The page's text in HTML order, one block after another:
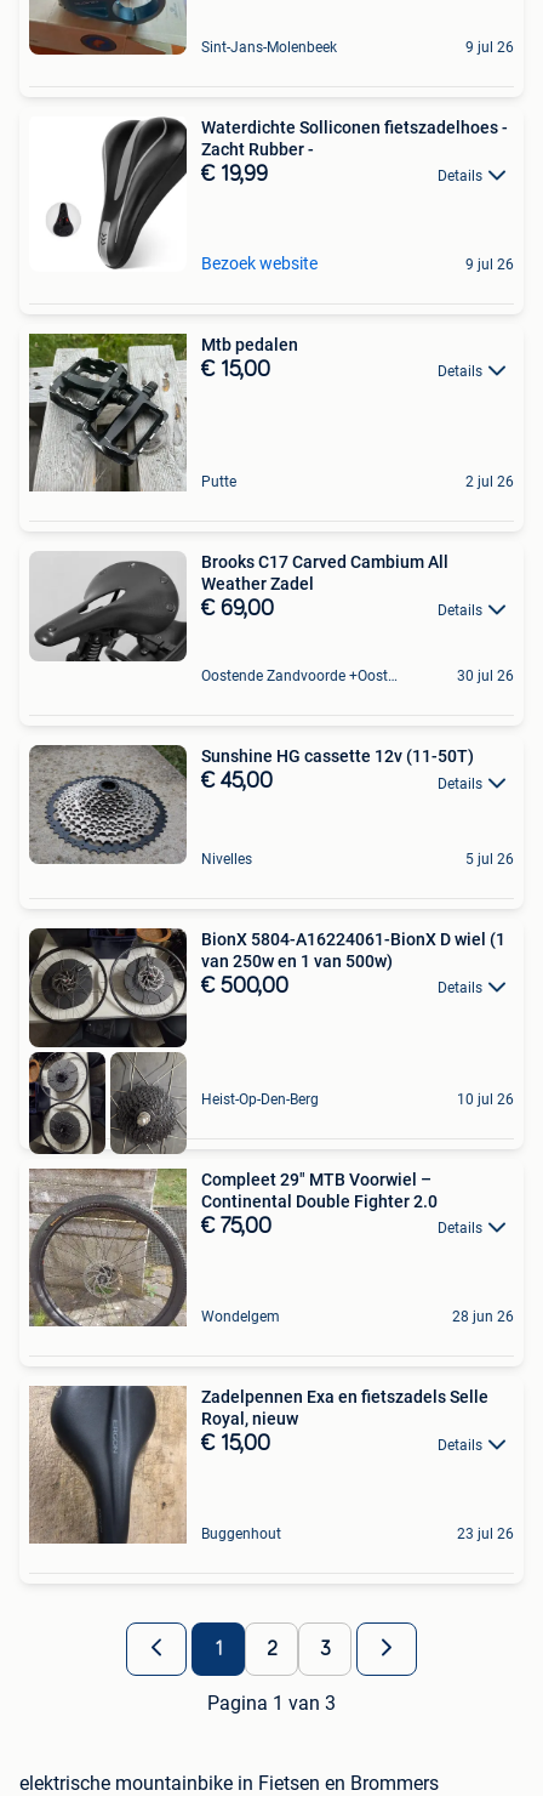
Sint-Jans-Molenbeek 9 jul 26
Waterdichte Solliconen fietszadelhoes -
Zacht Rubber -
€ 19,99 Details
Bezoek website 9 jul 26
Mtb pedalen
€ 15,00 Details
Putte 2 jul 26
Brooks C17 Carved Cambium All
Weather Zadel
€ 69,00 Details
Oostende Zandvoorde +Oostende 30 jul 26
Sunshine HG cassette 12v (11-50T)
€ 45,00 Details
Nivelles 5 jul 26
BionX 5804-A16224061-BionX D wiel (1
van 250w en 1 van 500w)
€ 500,00 Details
Heist-Op-Den-Berg 10 jul 26
Compleet 29" MTB Voorwiel –
Continental Double Fighter 2.0
€ 75,00 Details
Wondelgem 28 jun 26
Zadelpennen Exa en fietszadels Selle
Royal, nieuw
€ 15,00 Details
Buggenhout 23 jul 26
1 2 3
Pagina 1 van 3
elektrische mountainbike in Fietsen en Brommers